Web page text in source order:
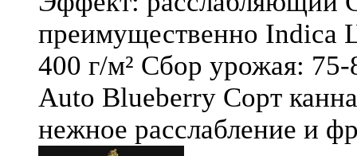
преимущественно Indica
400 г/м² Сбор урожая:
Auto Blueberry Сорт
нежное расслабление и